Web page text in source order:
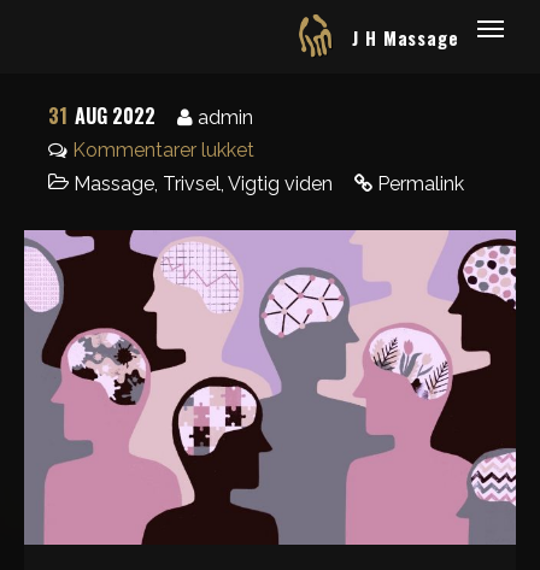
J H Massage
31 AUG 2022
admin
Kommentarer lukket
Massage, Trivsel, Vigtig viden Permalink